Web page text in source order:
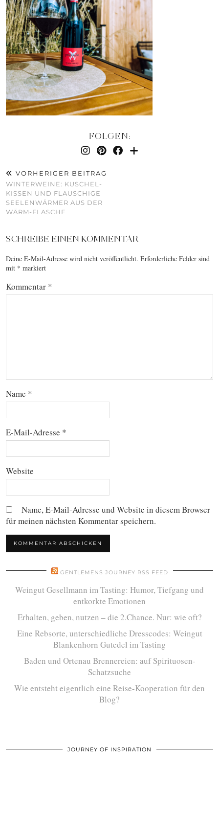
FOLGEN:
VORHERIGER BEITRAG
WINTERWEINE: KUSCHEL-
KISSEN UND FLAUSCHIGE
SEELENWÄRMER AUS DER
WÄRM-FLASCHE
SCHREIBE EINEN KOMMENTAR
Deine E-Mail-Adresse wird nicht veröffentlicht. Erforderliche Felder sind
mit * markiert
Kommentar *
Name *
E-Mail-Adresse *
Website
Name, E-Mail-Adresse und Website in diesem Browser
für meinen nächsten Kommentar speichern.
GENTLEMENS JOURNEY RSS FEED
Weingut Gesellmann im Tasting: Humor, Tiefgang und
entkorkte Emotionen
Erhalten, geben, nutzen – die 2.Chance. Nur: wie oft?
Eine Rebsorte, unterschiedliche Dresscodes: Weingut
Blankenhorn Gutedel im Tasting
Baden und Ortenau Brennereien: auf Spirituosen-
Schatzsuche
Wie entsteht eigentlich eine Reise-Kooperation für den
Blog?
JOURNEY OF INSPIRATION